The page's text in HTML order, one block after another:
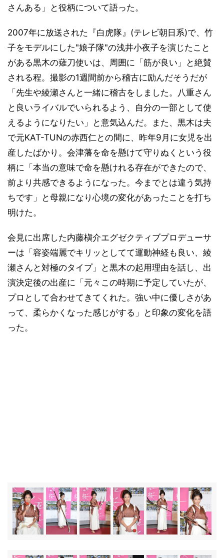
さんある」と役柄について語った。
2007年に放送された『白虎隊』(テレビ朝日系)で、竹
子をモデルにした"娘子隊"の浅井小夜子を演じたこと
がある黒木の薙刀使いは、周囲に「筋が良い」と絶賛
される程。撮影の1週間前から稽古に励んだそうだが
「先生や綾瀬さんと一緒に稽古をしました。八重さん
と良いライバルでいられるよう、自分の一部として使
えるようになりたい」と意気込んだ。また、黒木は夫
で元KAT-TUNの赤西仁との間に、昨年9月に女児を出
産したばかり。会津藩を命を懸けて守りぬくという役
柄に「本当の意味で命を懸けれる存在ができたので、
前より共感できるようになった。今までとは違う気持
ちです」と母親になり心境の変化があったことを打ち
明けた。
会見に出席した内藤槇介エグゼクティブプロデューサ
ーは「容姿端麗でキリッとしてて運動神経も良い、綾
瀬さんと対極のタイプ」と黒木の起用理由を話し、出
演決定後の出産に「元々この時期に予定していたが、
プロとして合わせてきてくれた。強い中に優しさがあ
って、柔らかくなった感じがする」と印象の変化を語
った。